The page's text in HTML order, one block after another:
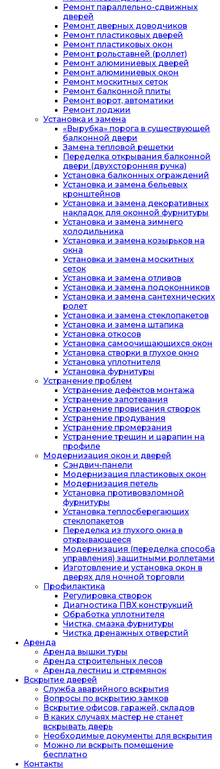
Ремонт параллельно-сдвижных
дверей
Ремонт дверных доводчиков
Ремонт пластиковых дверей
Ремонт пластиковых окон
Ремонт рольставней (роллет)
Ремонт алюминиевых дверей
Ремонт алюминиевых окон
Ремонт москитных сеток
Ремонт балконной плиты
Ремонт ворот, автоматики
Ремонт лоджии
Установка и замена
«Вырубка» порога в существующей
балконной двери
Замена тепловой решетки
Переделка открывания балконной
двери (двухсторонняя ручка)
Установка балконных ограждений
Установка и замена бельевых
кронштейнов
Установка и замена декоративных
накладок для оконной фурнитуры
Установка и замена зимнего
холодильника
Установка и замена козырьков на
окна
Установка и замена москитных
сеток
Установка и замена отливов
Установка и замена подоконников
Установка и замена сантехнических
ролет
Установка и замена стеклопакетов
Установка и замена штапика
Установка откосов
Установка самоочищающихся окон
Установка створки в глухое окно
Установка уплотнителя
Установка фурнитуры
Устранение проблем
Устранение дефектов монтажа
Устранение запотевания
Устранение провисания створок
Устранение продувания
Устранение промерзания
Устранение трещин и царапин на
профиле
Модернизация окон и дверей
Сэндвич-панели
Модернизация пластиковых окон
Модернизация петель
Установка противовзломной
фурнитуры
Установка теплосберегающих
стеклопакетов
Переделка из глухого окна в
открывающееся
Модернизация (переделка способа
управления) защитными роллетами
Изготовление и установка окон в
дверях для ночной торговли
Профилактика
Регулировка створок
Диагностика ПВХ конструкций
Обработка уплотнителя
Чистка, смазка фурнитуры
Чистка дренажных отверстий
Аренда
Аренда вышки туры
Аренда строительных лесов
Аренда лестниц и стремянок
Вскрытие дверей
Служба аварийного вскрытия
Вопросы по вскрытию замков
Вскрытие офисов, гаражей, складов
В каких случаях мастер не станет
вскрывать дверь
Необходимые документы для вскрытия
Можно ли вскрыть помещение
бесплатно
Контакты